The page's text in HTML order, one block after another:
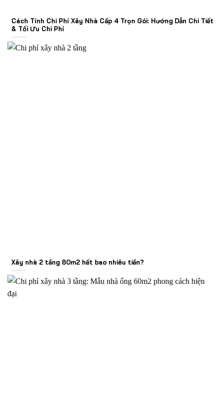
Cách Tính Chi Phí Xây Nhà Cấp 4 Trọn Gói: Hướng Dẫn Chi Tiết
& Tối Ưu Chi Phí
Xây nhà 2 tầng 80m2 hết bao nhiêu tiền?